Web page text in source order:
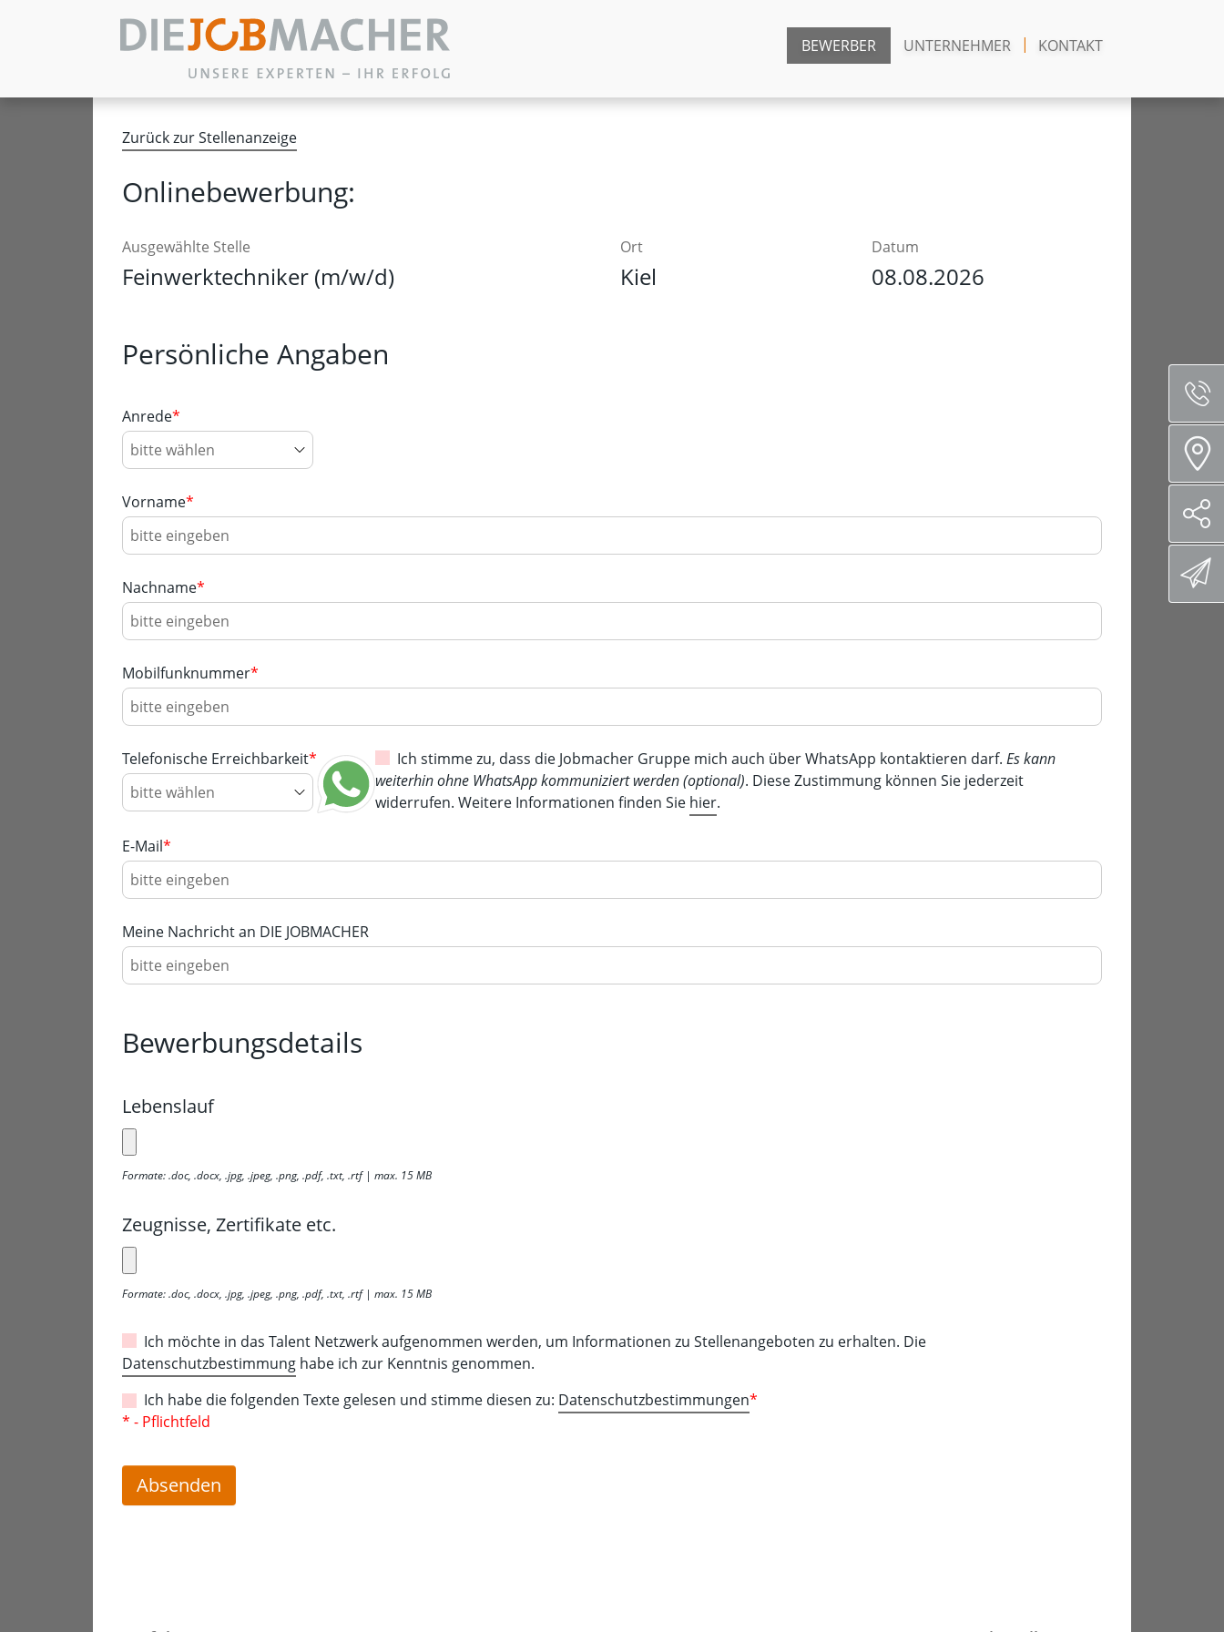
Zum Inhalt springen
BEWERBER UNTERNEHMER KONTAKT
Zurück zur Stellenanzeige
Onlinebewerbung:
Ausgewählte Stelle
Feinwerktechniker (m/w/d)
Ort
Kiel
Datum
08.08.2026
Persönliche Angaben
Anrede*
Vorname*
Nachname*
Mobilfunknummer*
Telefonische Erreichbarkeit* Ich stimme zu, dass die Jobmacher Gruppe mich auch über WhatsApp kontaktieren darf. Es kann
weiterhin ohne WhatsApp kommuniziert werden (optional). Diese Zustimmung können Sie jederzeit
widerrufen. Weitere Informationen finden Sie hier.
E-Mail*
Meine Nachricht an DIE JOBMACHER
Bewerbungsdetails
Lebenslauf
Formate: .doc, .docx, .jpg, .jpeg, .png, .pdf, .txt, .rtf | max. 15 MB
Zeugnisse, Zertifikate etc.
Formate: .doc, .docx, .jpg, .jpeg, .png, .pdf, .txt, .rtf | max. 15 MB
Ich möchte in das Talent Netzwerk aufgenommen werden, um Informationen zu Stellenangeboten zu erhalten. Die
Datenschutzbestimmung habe ich zur Kenntnis genommen.
*
Ich habe die folgenden Texte gelesen und stimme diesen zu: Datenschutzbestimmungen
* - Pflichtfeld
Absenden